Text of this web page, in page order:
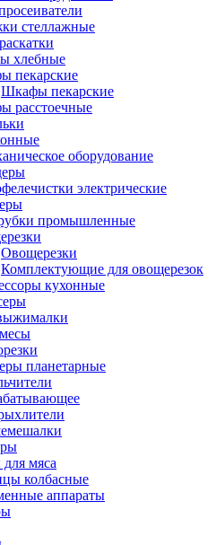
стеллажные
хлебные
пекарские
Шкафы пекарские
расстоечные
оборудование
электрические
промышленные
Овощерезки
Комплектующие для овощерезок
кухонные
планетарные
мяса
колбасные
аппараты